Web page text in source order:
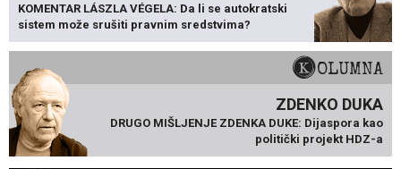
KOMENTAR LÁSZLA VÉGELA: Da li se autokratski
sistem može srušiti pravnim sredstvima?
KOLUMNA
ZDENKO DUKA
DRUGO MIŠLJENJE ZDENKA DUKE: Dijaspora kao
politički projekt HDZ-a